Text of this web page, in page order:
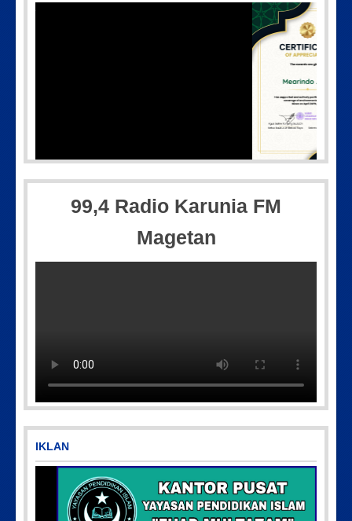
IMG-20250501-WA0005
99,4 Radio Karunia FM
Magetan
IKLAN